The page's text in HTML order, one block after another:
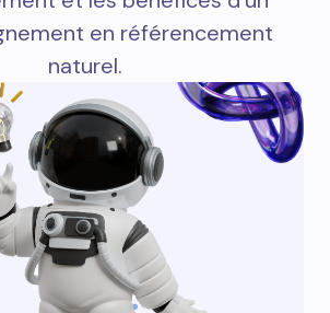
en référencement
naturel.